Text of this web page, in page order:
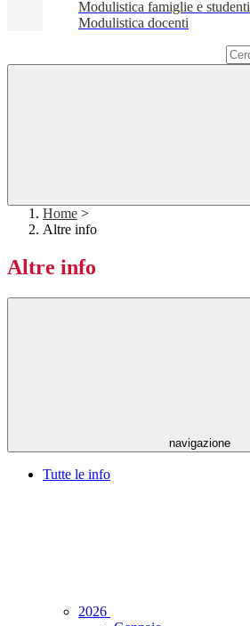
Modulistica famiglie e studenti
Modulistica docenti
Home >
Altre info
Altre info
navigazione
Tutte le info
2026